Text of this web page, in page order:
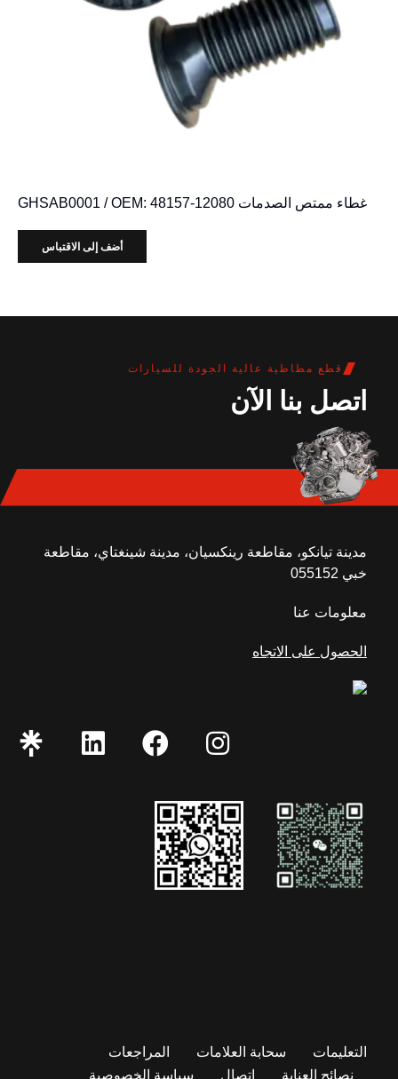
غطاء ممتص الصدمات GHSAB0001 / OEM: 48157-12080
أضف إلى الاقتباس
قطع مطاطية عالية الجودة للسيارات
اتصل بنا الآن
مدينة تيانكو، مقاطعة رينكسيان، مدينة شينغتاي، مقاطعة
خبي 055152
معلومات عنا
الحصول على الاتجاه
التعليمات سحابة العلامات
المراجعات
نصائح العناية
اتصال سياسة الخصوصية